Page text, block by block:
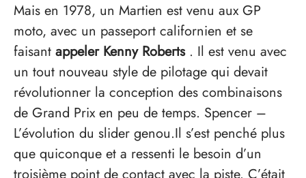
Mais en 1978, un Martien est venu aux GP
moto, avec un passeport californien et se
faisant appeler Kenny Roberts. Il est venu avec
un tout nouveau style de pilotage qui devait
révolutionner la conception des combinaisons
de Grand Prix en peu de temps. Spencer –
L’évolution du slider genou.Il s’est penché plus
que quiconque et a ressenti le besoin d’un